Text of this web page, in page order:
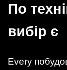
По
вибір є
Every